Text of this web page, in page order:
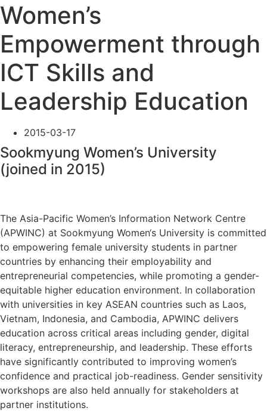
Women’s
Empowerment through
ICT Skills and
Leadership Education
2015-03-17
Sookmyung Women’s University
(joined in 2015)
The Asia-Pacific Women’s Information Network Centre
(APWINC) at Sookmyung Women‘s University is committed
to empowering female university students in partner
countries by enhancing their employability and
entrepreneurial competencies, while promoting a gender-
equitable higher education environment. In collaboration
with universities in key ASEAN countries such as Laos,
Vietnam, Indonesia, and Cambodia, APWINC delivers
education across critical areas including gender, digital
literacy, entrepreneurship, and leadership. These efforts
have significantly contributed to improving women’s
confidence and practical job-readiness. Gender sensitivity
workshops are also held annually for stakeholders at
partner institutions.